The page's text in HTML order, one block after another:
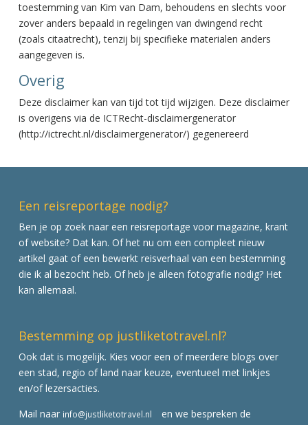
toestemming van Kim van Dam, behoudens en slechts voor
zover anders bepaald in regelingen van dwingend recht
(zoals citaatrecht), tenzij bij specifieke materialen anders
aangegeven is.
Overig
Deze disclaimer kan van tijd tot tijd wijzigen. Deze disclaimer
is overigens via de ICTRecht-disclaimergenerator
(http://ictrecht.nl/disclaimergenerator/) gegenereerd
Een reisreportage nodig?
Ben je op zoek naar een reisreportage voor magazine, krant
of website? Dat kan. Of het nu om een compleet nieuw
artikel gaat of een bewerkt reisverhaal van een bestemming
die ik al bezocht heb. Of heb je alleen fotografie nodig? Het
kan allemaal.
Bestemming op justliketotravel.nl?
Ook dat is mogelijk. Kies voor een of meerdere blogs over
een stad, regio of land naar keuze, eventueel met linkjes
en/of lezersacties.
Mail naar info@justliketotravel.nl
en we bespreken de